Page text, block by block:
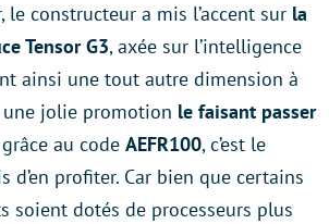
le constructeur a mis l’accent sur la
Tensor G3, axée sur l’intelligence
ainsi une tout autre dimension à
une jolie promotion le faisant passer
grâce au code AEFR100, c’est le
d’en profiter. Car bien que certains
soient dotés de processeurs plus